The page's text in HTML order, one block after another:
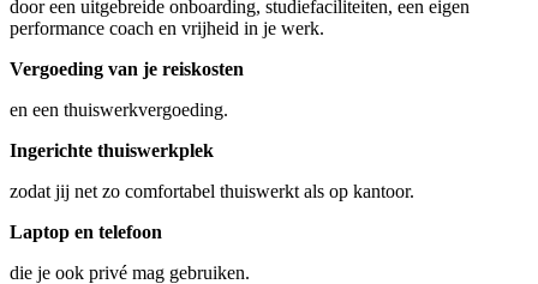
door een uitgebreide onboarding, studiefaciliteiten, een eigen
performance coach en vrijheid in je werk.
Vergoeding van je reiskosten
en een thuiswerkvergoeding.
Ingerichte thuiswerkplek
zodat jij net zo comfortabel thuiswerkt als op kantoor.
Laptop en telefoon
die je ook privé mag gebruiken.